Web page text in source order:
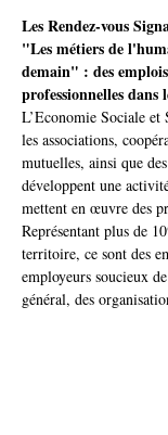
Les Rendez-vous
"Les métiers de
demain" : des
professionnelles
L’Economie Sociale
les associations,
mutuelles, ainsi que
développent une
mettent en œuvre des
Représentant plus de
territoire, ce sont des
employeurs soucieux
général, des